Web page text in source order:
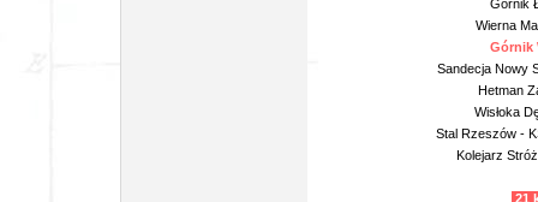
Górnik
Wierna
Górnik
Sandecja Nowy
Hetman
Wisłoka
Stal Rzeszów -
Kolejarz
21